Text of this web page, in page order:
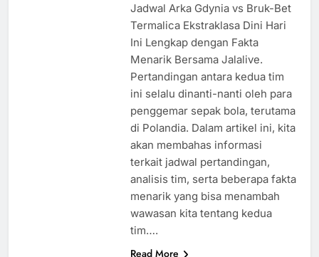
Jadwal Arka Gdynia vs Bruk-Bet
Termalica Ekstraklasa Dini Hari
Ini Lengkap dengan Fakta
Menarik Bersama Jalalive.
Pertandingan antara kedua tim
ini selalu dinanti-nanti oleh para
penggemar sepak bola, terutama
di Polandia. Dalam artikel ini, kita
akan membahas informasi
terkait jadwal pertandingan,
analisis tim, serta beberapa fakta
menarik yang bisa menambah
wawasan kita tentang kedua
tim….
Read More